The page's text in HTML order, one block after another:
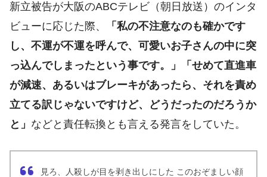
新立被告が大阪のABCテレビ（朝日放送）のインタ
ビューに応じた際、
「私の不注意なのも確かです
し、不運が不運を呼んで、可愛いお子さんの中に突
っ込んでしまったという事です。」「せめて直進車
が減速、あるいはブレーキがあったら、それを責め
立てる訳じゃないですけど、どうだったのだろうか
と」 などと責任転換とも言える発言をしていた。
見ろ、人殺しが目を剥き出しにした このおぞましい顔